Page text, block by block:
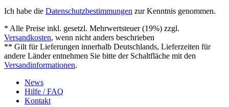
Ich habe die Datenschutzbestimmungen zur Kenntnis genommen.
* Alle Preise inkl. gesetzl. Mehrwertsteuer (19%) zzgl.
Versandkosten, wenn nicht anders beschrieben
** Gilt für Lieferungen innerhalb Deutschlands, Lieferzeiten für
andere Länder entnehmen Sie bitte der Schaltfläche mit den
Versandinformationen.
News
Hilfe / FAQ
Kontakt